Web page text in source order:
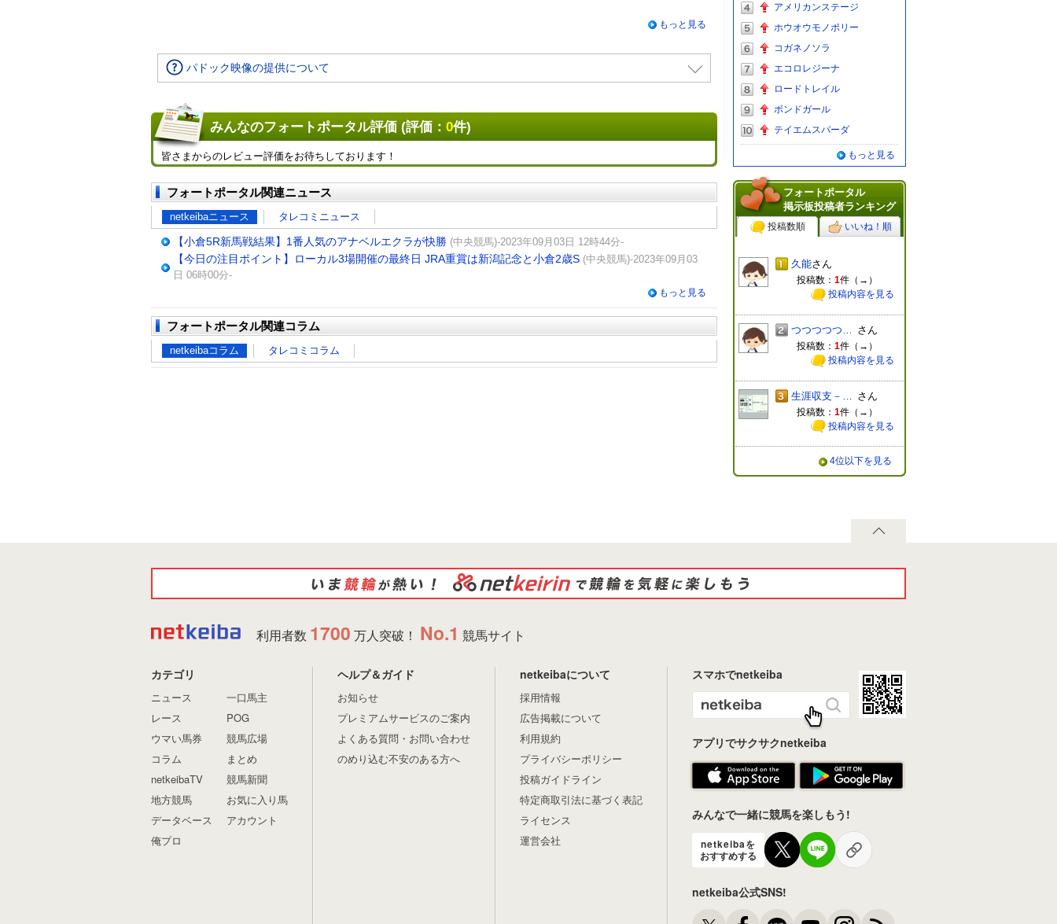
もっと見る
パドック映像の提供について
みんなのフォートポータル評価 (評価： 0件)
皆さまからのレビュー評価をお待ちしております！
フォートポータル関連ニュース
netkeibaニュース タレコミニュース
【小倉5R新馬戦結果】1番人気のアナベルエクラが快勝 (中央競馬)-2023年09月03日 12時44分-
【今日の注目ポイント】ローカル3場開催の最終日 JRA重賞は新潟記念と小倉2歳S (中央競馬)-2023年09月03
日 06時00分-
もっと見る
フォートポータル関連コラム
netkeibaコラム タレコミコラム
アメリカンステージ
ホウオウモノポリー
コガネノソラ
エコロレジーナ
ロードトレイル
ボンドガール
テイエムスパーダ
もっと見る
フォートポータル
掲示板投稿者ランキング
投稿数順 いいね！順
久能さん
投稿数： 1件（ → ）
投稿内容を見る
さん
投稿数： 1件（ → ）
投稿内容を見る
さん
投稿数： 1件（ → ）
投稿内容を見る
4位以下を見る
利用者数 1700 万人突破！ No.1 競馬サイト
カテゴリ
ニュース
レース
ウマい馬券
コラム
netkeibaTV
地方競馬
データベース
俺プロ
一口馬主
POG
競馬広場
まとめ
競馬新聞
お気に入り馬
アカウント
ヘルプ＆ガイド
お知らせ
プレミアムサービスのご案内
よくある質問・お問い合わせ
のめり込む不安のある方へ
netkeibaについて
採用情報
広告掲載について
利用規約
プライバシーポリシー
投稿ガイドライン
特定商取引法に基づく表記
ライセンス
運営会社
スマホでnetkeiba
アプリでサクサクnetkeiba
みんなで一緒に競馬を楽しもう!
netkeibaを
おすすめする
netkeiba公式SNS!